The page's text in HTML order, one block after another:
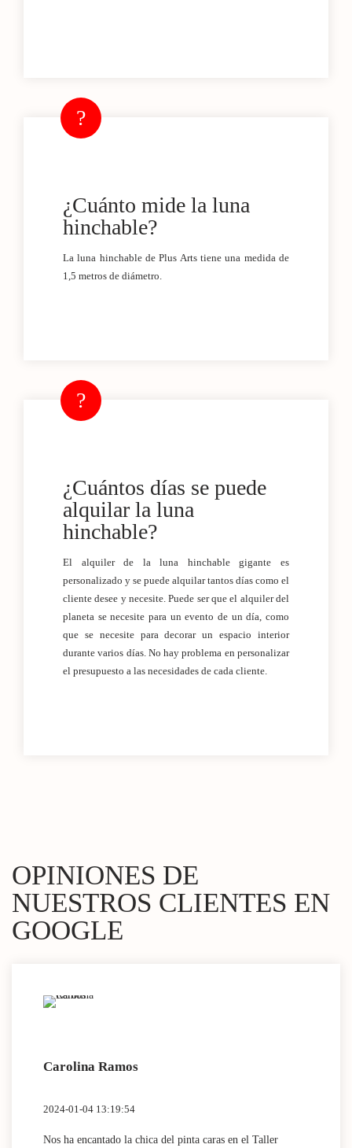
¿Cuánto mide la luna
hinchable?
La luna hinchable de Plus Arts tiene una medida de
1,5 metros de diámetro.
¿Cuántos días se puede
alquilar la luna
hinchable?
El alquiler de la luna hinchable gigante es
personalizado y se puede alquilar tantos días como el
cliente desee y necesite. Puede ser que el alquiler del
planeta se necesite para un evento de un día, como
que se necesite para decorar un espacio interior
durante varios días. No hay problema en personalizar
el presupuesto a las necesidades de cada cliente.
OPINIONES DE
NUESTROS CLIENTES EN
GOOGLE
Carolina Ramos
2024-01-04 13:19:54
Nos ha encantado la chica del pinta caras en el Taller